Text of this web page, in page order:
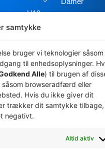
samtykke
bruger vi teknologier såsom
til enhedsoplysninger.
Alle) til brugen af
browseradfærd eller
Hvis du ikke giver dit
trækker dit samtykke tilbage,
negativt.
Altid aktiv
U19
Mors-Thy
Akademi /
Skyum
Herre
Senior
Serie 1
Herre
Q